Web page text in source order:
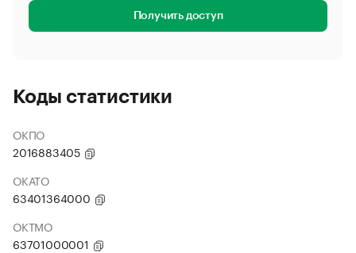
Получить доступ
Коды статистики
ОКПО
2016883405
ОКАТО
63401364000
ОКТМО
63701000001